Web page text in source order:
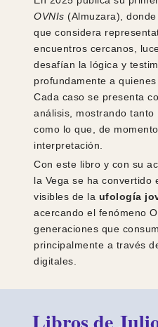
OVNIs (Almuzara),
que considera
encuentros cercanos,
desafían la lógica y
profundamente a
Cada caso se presenta
análisis, mostrando
como lo que, de
interpretación.
Con este libro y con su
la Vega se ha convertido
visibles de la ufología
acercando el fenómeno
generaciones que
principalmente a través
digitales.